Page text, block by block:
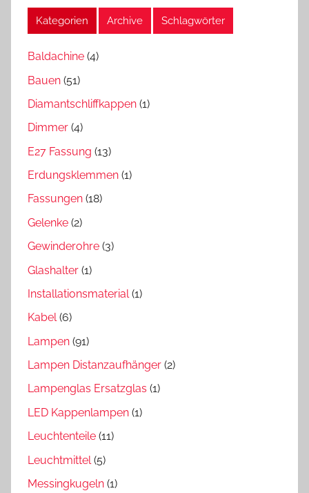
Kategorien Archive Schlagwörter
Baldachine (4)
Bauen (51)
Diamantschliffkappen (1)
Dimmer (4)
E27 Fassung (13)
Erdungsklemmen (1)
Fassungen (18)
Gelenke (2)
Gewinderohre (3)
Glashalter (1)
Installationsmaterial(1)
Kabel(6)
Lampen (91)
Lampen Distanzaufhänger (2)
Lampenglas Ersatzglas (1)
LED Kappenlampen (1)
Leuchtenteile (11)
Leuchtmittel (5)
Messingkugeln (1)